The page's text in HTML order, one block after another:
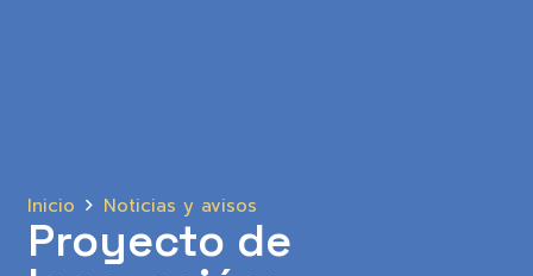
Inicio Noticias y avisos
Proyecto de